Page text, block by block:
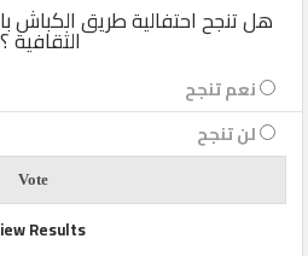
هل تنجح احتفالية طريق الكباش
الثقافية
نعم تنجح
لن تنجح
Results